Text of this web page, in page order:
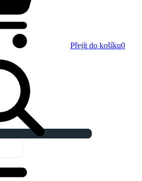
Přejít do košíku0